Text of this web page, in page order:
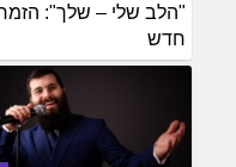
"הלב שלי – שלך":
חדש